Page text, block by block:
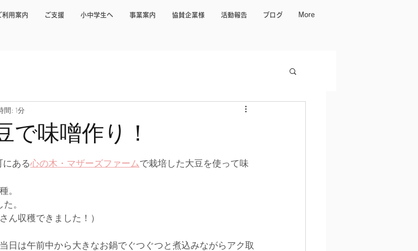
利用案内 ご支援 小中学生へ 事業案内 協賛企業様 活動報告 ブログ More
で味噌作り！
間: 1分
にある心の木・マザーズファームで栽培した大豆を使って味
。
。
ん収穫できました！）
日は午前中から大きなお鍋でぐつぐつと煮込みながらアク取